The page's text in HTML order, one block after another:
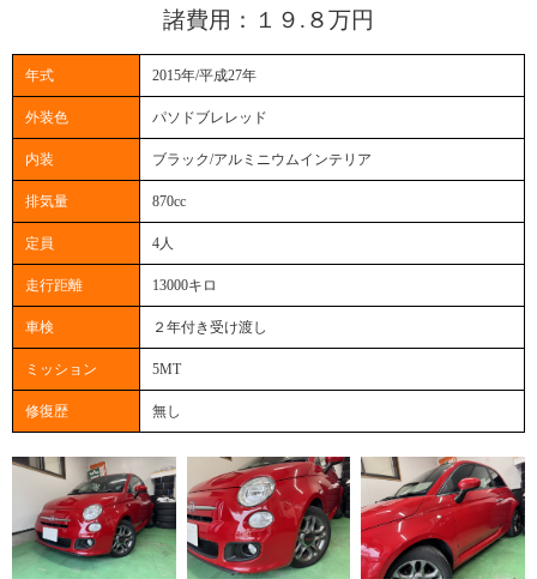
諸費用：１９.８万円
年式 2015年/平成27年
外装色 パソドブレレッド
内装 ブラック/アルミニウムインテリア
排気量 870cc
定員 4人
走行距離 13000キロ
車検 ２年付き受け渡し
ミッション 5MT
修復歴 無し